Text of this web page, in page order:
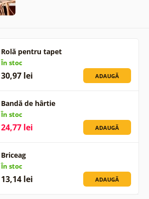
Rolă pentru tapet
În stoc
30,97 lei ADAUGĂ
Bandă de hârtie
În stoc
24,77 lei ADAUGĂ
Briceag
În stoc
13,14 lei ADAUGĂ